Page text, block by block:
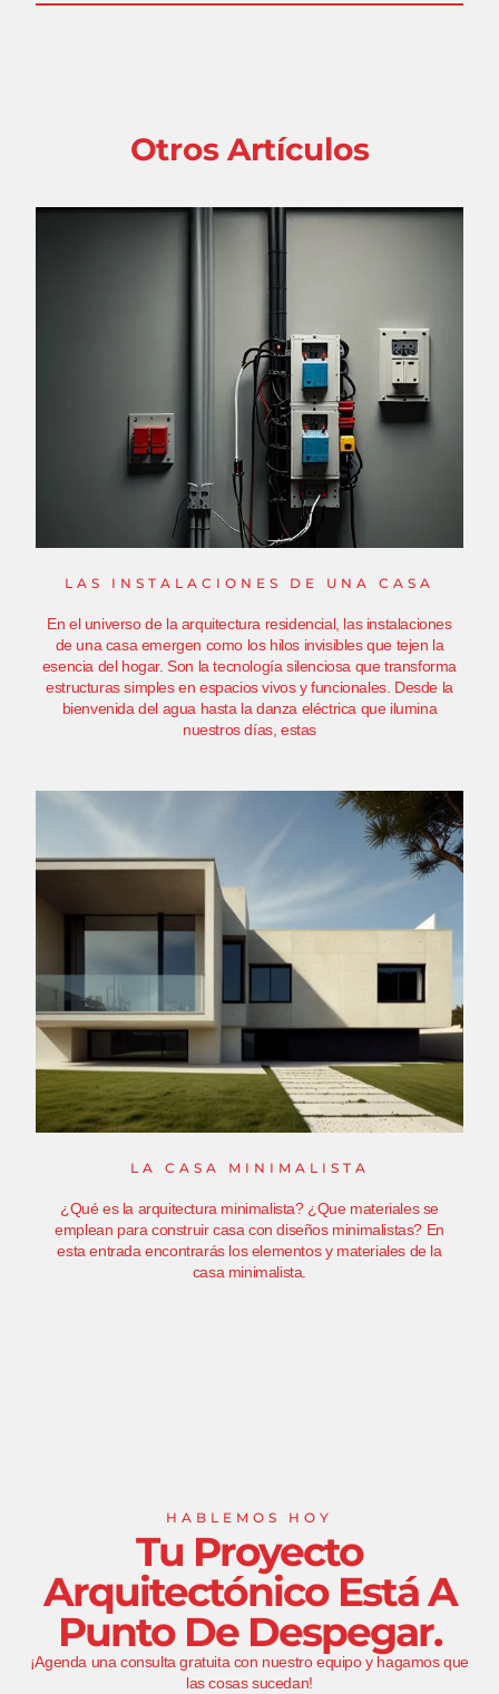
Otros Artículos
LAS INSTALACIONES DE UNA CASA
En el universo de la arquitectura residencial, las instalaciones
de una casa emergen como los hilos invisibles que tejen la
esencia del hogar. Son la tecnología silenciosa que transforma
estructuras simples en espacios vivos y funcionales. Desde la
bienvenida del agua hasta la danza eléctrica que ilumina
nuestros días, estas
LA CASA MINIMALISTA
¿Qué es la arquitectura minimalista? ¿Que materiales se
emplean para construir casa con diseños minimalistas? En
esta entrada encontrarás los elementos y materiales de la
casa minimalista.
HABLEMOS HOY
Tu Proyecto
Arquitectónico Está A
Punto De Despegar.
¡Agenda una consulta gratuita con nuestro equipo y hagamos que
las cosas sucedan!